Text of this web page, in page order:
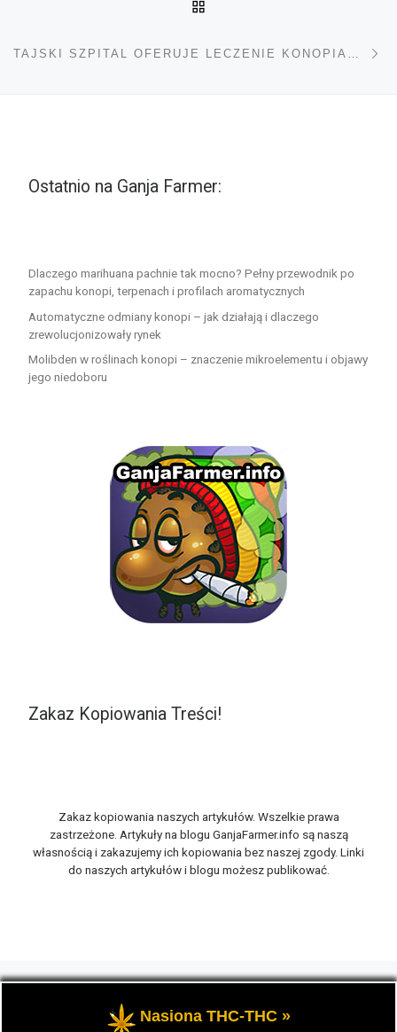
Ostatnio na Ganja Farmer:
Dlaczego marihuana pachnie tak mocno? Pełny przewodnik po
zapachu konopi, terpenach i profilach aromatycznych
Automatyczne odmiany konopi – jak działają i dlaczego
zrewolucjonizowały rynek
Molibden w roślinach konopi – znaczenie mikroelementu i objawy
jego niedoboru
Zakaz Kopiowania Treści!
Zakaz kopiowania naszych artykułów. Wszelkie prawa
zastrzeżone. Artykuły na blogu GanjaFarmer.info są naszą
własnością i zakazujemy ich kopiowania bez naszej zgody. Linki
do naszych artykułów i blogu możesz publikować.
Marihuana THC i rośliny konopi oraz cannabis CBD, to
tematyka blogu konopnego Ganja Farmer.
Nasiona THC-THC »